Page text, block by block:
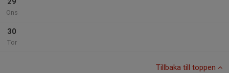
Ons
30
Tor
Tillbaka till toppen